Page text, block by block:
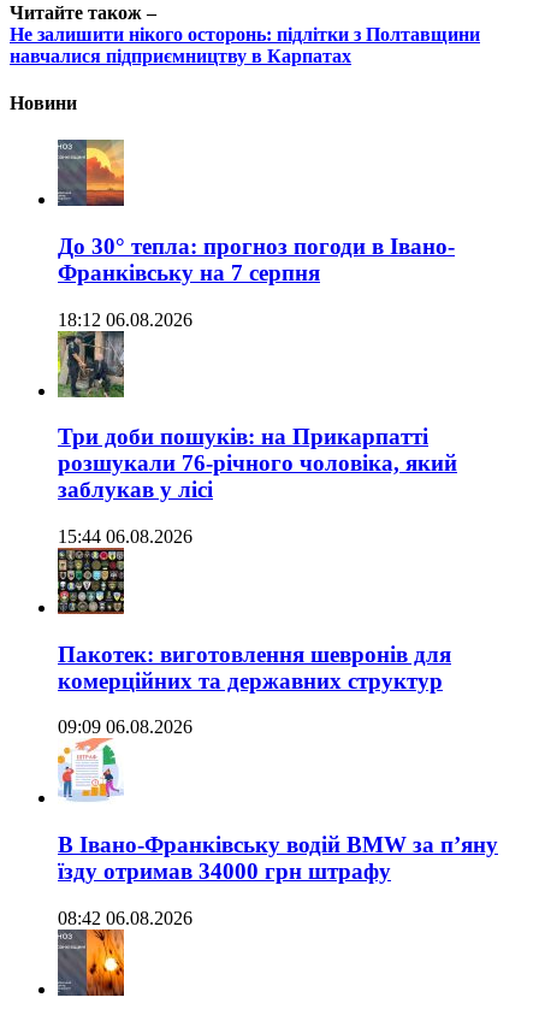
Читайте також –
Не залишити нікого осторонь: підлітки з Полтавщини
навчалися підприємництву в Карпатах
Новини
До 30° тепла: прогноз погоди в Івано-
Франківську на 7 серпня
18:12 06.08.2026
Три доби пошуків: на Прикарпатті
розшукали 76-річного чоловіка, який
заблукав у лісі
15:44 06.08.2026
Пакотек: виготовлення шевронів для
комерційних та державних структур
09:09 06.08.2026
В Івано-Франківську водій BMW за п’яну
їзду отримав 34000 грн штрафу
08:42 06.08.2026